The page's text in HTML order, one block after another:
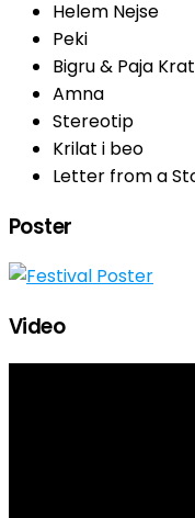
Helem Nejse
Peki
Bigru & Paja
Amna
Stereotip
Krilat i beo
Letter from a
Poster
Video